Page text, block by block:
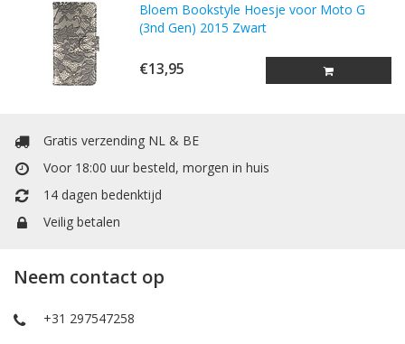
Bloem Bookstyle Hoesje voor Moto G
(3nd Gen) 2015 Zwart
€13,95
Gratis verzending NL & BE
Voor 18:00 uur besteld, morgen in huis
14 dagen bedenktijd
Veilig betalen
Neem contact op
+31 297547258